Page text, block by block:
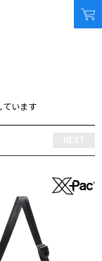
ています